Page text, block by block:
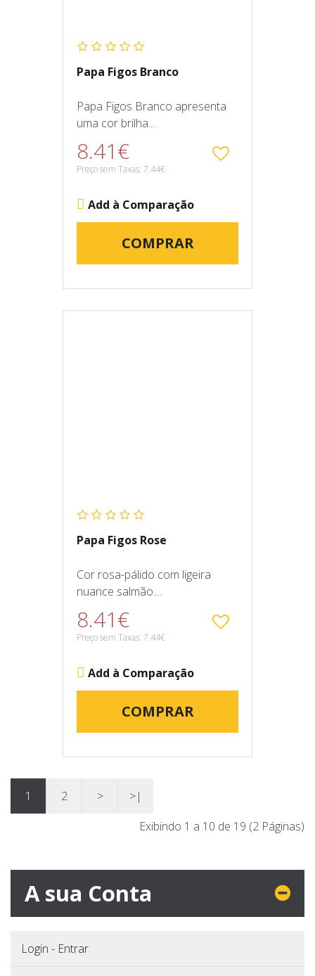
Papa Figos Branco
Papa Figos Branco apresenta
uma cor brilha...
8.41€
Preço sem Taxas: 7.44€
Add à Comparação
COMPRAR
Papa Figos Rose
Cor rosa-pálido com ligeira
nuance salmão....
8.41€
Preço sem Taxas: 7.44€
Add à Comparação
COMPRAR
1 2 >
>|
Exibindo 1 a 10 de 19 (2 Páginas)
A sua Conta
Login - Entrar